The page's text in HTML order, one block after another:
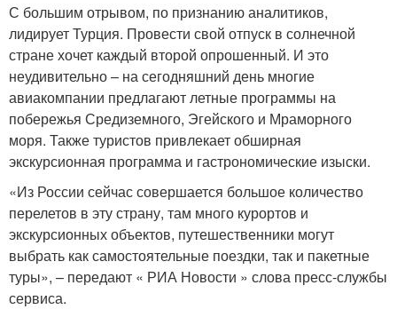
С большим отрывом, по признанию аналитиков,
лидирует Турция. Провести свой отпуск в солнечной
стране хочет каждый второй опрошенный. И это
неудивительно – на сегодняшний день многие
авиакомпании предлагают летные программы на
побережья Средиземного, Эгейского и Мраморного
моря. Также туристов привлекает обширная
экскурсионная программа и гастрономические изыски.
«Из России сейчас совершается большое количество
перелетов в эту страну, там много курортов и
экскурсионных объектов, путешественники могут
выбрать как самостоятельные поездки, так и пакетные
туры», – передают « РИА Новости » слова пресс-службы
сервиса.